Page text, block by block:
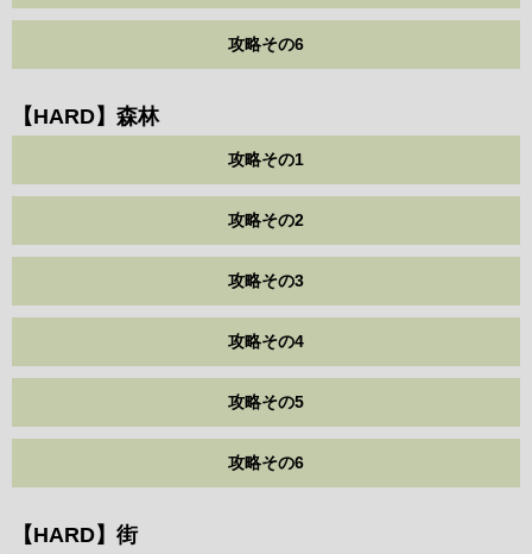
攻略その6
【HARD】森林
攻略その1
攻略その2
攻略その3
攻略その4
攻略その5
攻略その6
【HARD】街